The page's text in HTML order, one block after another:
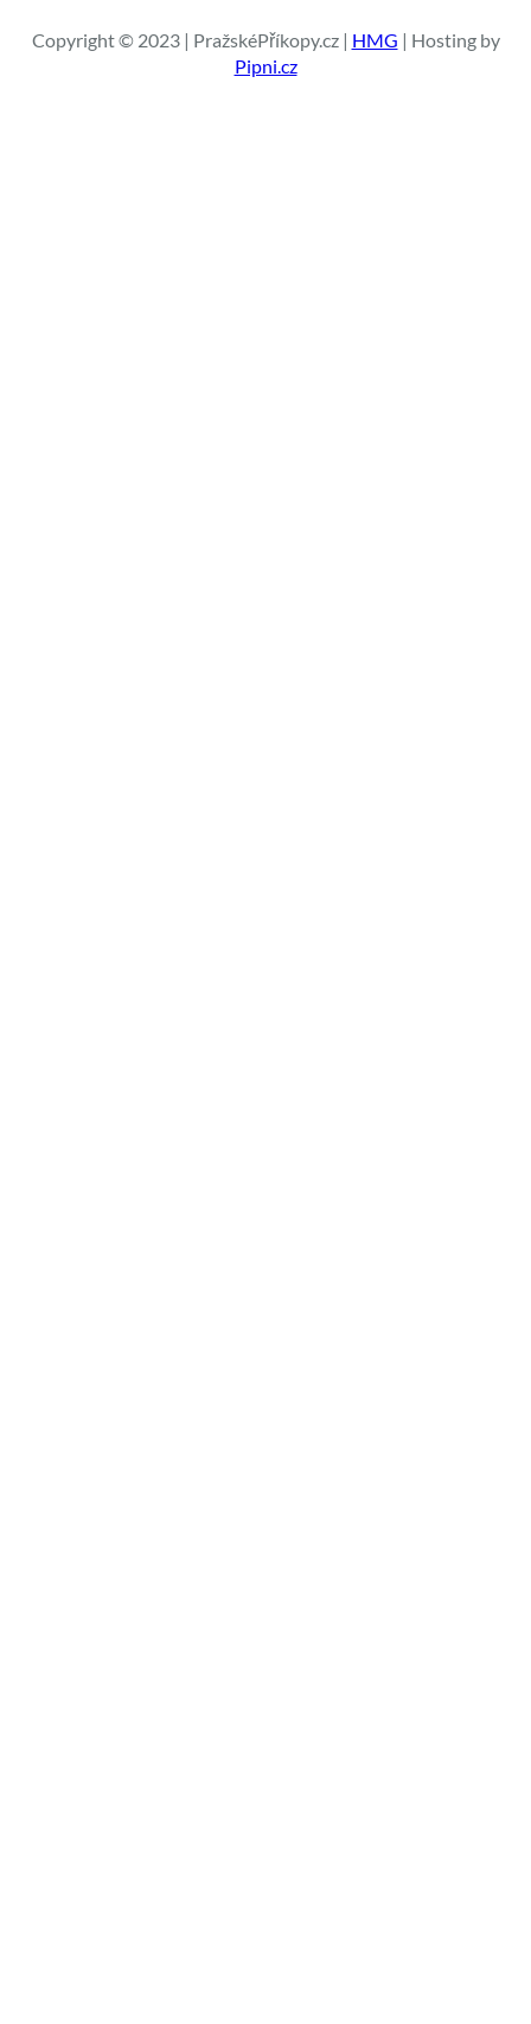
a
t
Copyright © 2023 | PražskéPříkopy.cz | HMG | Hosting by
Pipni.cz